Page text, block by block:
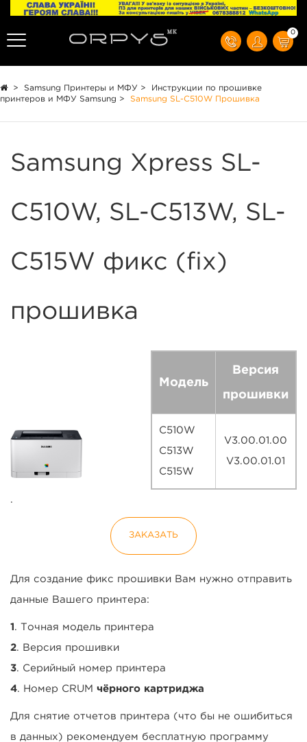
0
> Samsung Принтеры и МФУ >
Инструкции по прошивке
принтеров и МФУ Samsung > Samsung SL-C510W Прошивка
Samsung Xpress SL-
C510W, SL-C513W, SL-
C515W фикс (fix)
прошивка
Модель
Версия
прошивки
C510W
C513W
C515W
V3.00.01.00
V3.00.01.01
.
ЗАКАЗАТЬ
Для создание фикс прошивки Вам нужно отправить
данные Вашего принтера:
1 . Точная модель принтера
2 . Версия прошивки
3 . Серийный номер принтера
4 . Номер CRUM чёрного картриджа
Для снятие отчетов принтера (что бы не ошибиться
в данных) рекомендуем бесплатную программу